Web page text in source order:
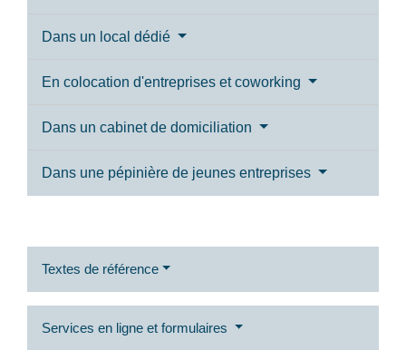
Dans un local dédié
En colocation d'entreprises et coworking
Dans un cabinet de domiciliation
Dans une pépinière de jeunes entreprises
Textes de référence
Services en ligne et formulaires